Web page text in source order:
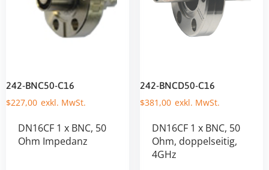
242-BNC50-C16
$227,00
DN16CF 1 x BNC, 50
Ohm Impedanz
242-BNCD50-C16
$381,00
DN16CF 1 x BNC, 50
Ohm, doppelseitig,
4GHz